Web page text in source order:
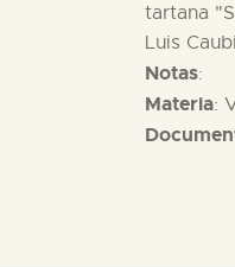
tartana
Luis
Notas:
Materia: